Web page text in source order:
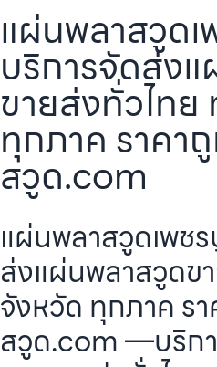
แผ่นพลาสวูด
บริการจัดส่ง
ขายส่งทั่วไท
ทุกภาค ราคา
สวูด.com
แผ่นพลาสวูดเพช
ส่งแผ่นพลาสวูดข
จังหวัด ทุกภาค ร
สวูด.com —บริก